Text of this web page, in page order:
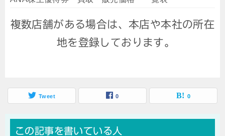
複数店舗がある場合は、本店や本社の所在
地を登録しております。
Tweet 0 0
この記事を書いている人